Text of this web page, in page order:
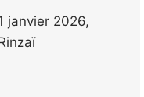
janvier 2026,